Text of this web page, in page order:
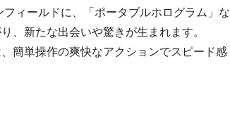
ィールドに、「ポータブルホログラム」な
、新たな出会いや驚きが生まれます。
簡単操作の爽快なアクションでスピード感